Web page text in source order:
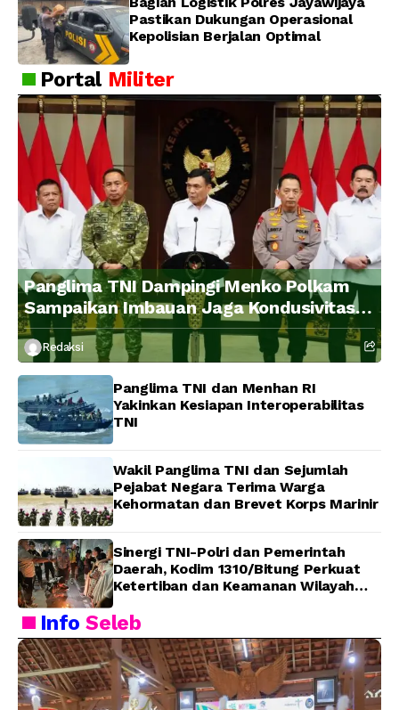
Pastikan Dukungan Operasional
Kepolisian Berjalan Optimal
Portal Militer
Panglima TNI Dampingi Menko Polkam
Sampaikan Imbauan Jaga Kondusivitas
Bangsa
Redaksi
Panglima TNI dan Menhan RI
Yakinkan Kesiapan Interoperabilitas
TNI
Wakil Panglima TNI dan Sejumlah
Pejabat Negara Terima Warga
Kehormatan dan Brevet Korps Marinir
Sinergi TNI-Polri dan Pemerintah
Daerah, Kodim 1310/Bitung Perkuat
Ketertiban dan Keamanan Wilayah
InfoSeleb